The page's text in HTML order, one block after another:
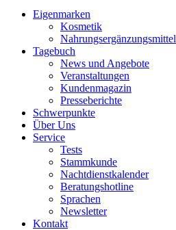
Eigenmarken
Kosmetik
Nahrungsergänzungsmittel
Tagebuch
News und Angebote
Veranstaltungen
Kundenmagazin
Presseberichte
Schwerpunkte
Über Uns
Service
Tests
Stammkunde
Nachtdienstkalender
Beratungshotline
Sprachen
Newsletter
Kontakt